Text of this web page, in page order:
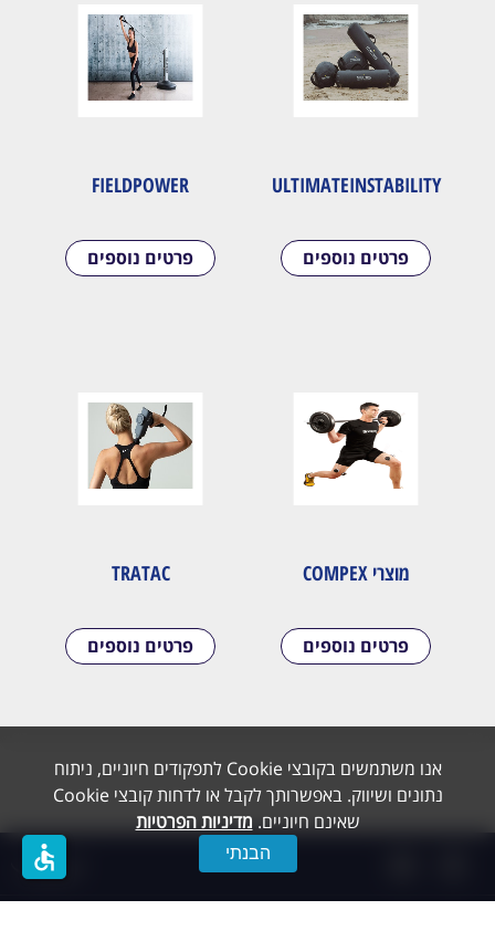
אנו משתמשים בקובצי Cookie לתפקודים חיוניים, ניתוח
נתונים ושיווק. באפשרותך לקבל או לדחות קובצי Cookie
שאינם חיוניים. מדיניות הפרטיות
הבנתי
ULTIMATEINSTABILITY
פרטים נוספים
FIELDPOWER
פרטים נוספים
מוצרי COMPEX
פרטים נוספים
TRATAC
פרטים נוספים
accessible